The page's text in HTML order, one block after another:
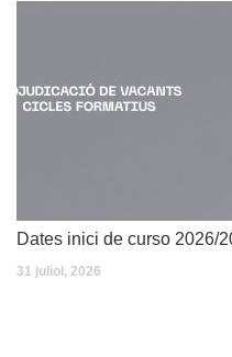
Dates inici de curso 2026/
31 juliol, 2026